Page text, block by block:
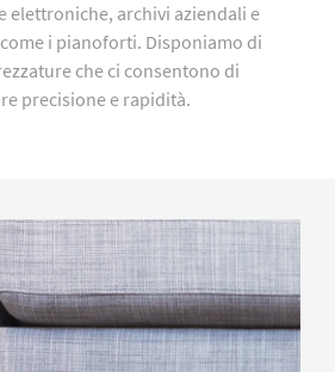
elettroniche, archivi aziendali e
i pianoforti. Disponiamo di
che ci consentono di
precisione e rapidità.